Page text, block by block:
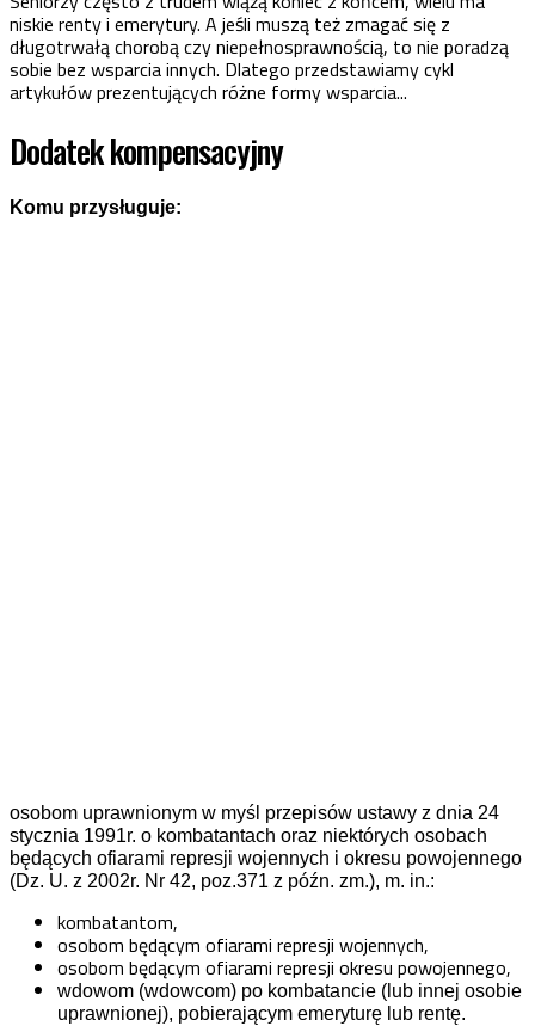
niskie renty i emerytury. A jeśli muszą też zmagać się z
długotrwałą chorobą czy niepełnosprawnością, to nie poradzą
sobie bez wsparcia innych. Dlatego przedstawiamy cykl
artykułów prezentujących różne formy wsparcia...
Dodatek kompensacyjny
Komu przysługuje:
osobom uprawnionym w myśl przepisów ustawy z dnia 24
stycznia 1991r. o kombatantach oraz niektórych osobach
będących ofiarami represji wojennych i okresu powojennego
(Dz. U. z 2002r. Nr 42, poz.371 z późn. zm.), m. in.:
kombatantom,
osobom będącym ofiarami represji wojennych,
osobom będącym ofiarami represji okresu powojennego,
wdowom (wdowcom) po kombatancie (lub innej osobie
uprawnionej), pobierającym emeryturę lub rentę.